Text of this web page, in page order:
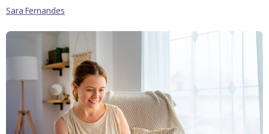
Sara Fernandes